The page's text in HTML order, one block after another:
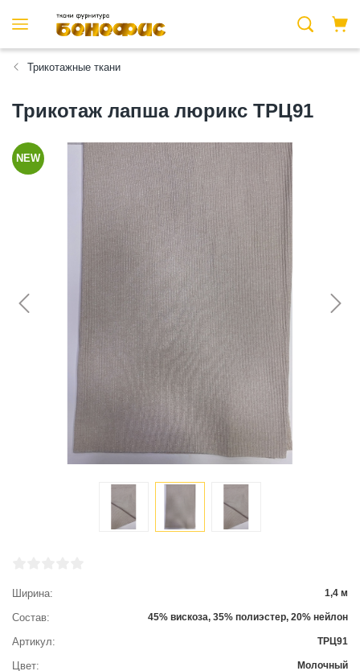
Трикотажные ткани
Трикотаж лапша люрикс ТРЦ91
NEW
Ширина 1,4 м
Состав 45% вискоза, 35% полиэстер, 20% нейлон
Артикул ТРЦ91
Цвет Молочный